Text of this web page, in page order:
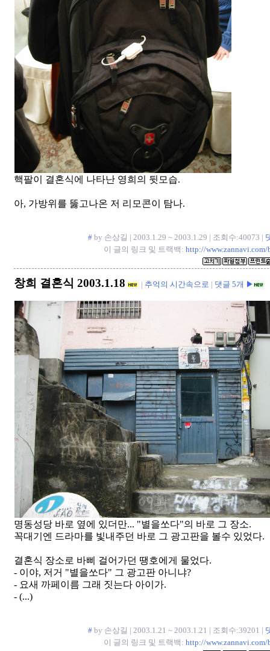
핵팔이 결혼식에 나타난 영희의 뒷모습.
아, 가방위를 뚫고나온 저 리모콘이 탐나.
# by 손상길 | 2003.1.29 ~ 2003.1.29 | 조회수:40073 |
이 글의 링크 및 트랙백: http://
창희 결혼식 2003.1.18 | 추억의 시간속으로 | 댓글 5개 ▶
명동성당 바로 옆에 있더만... "별을쏘다"의 바로 그 장소.
꼭대기엔 드라마를 빛내주던 바로 그 광고판을 볼수 있었다.
결혼식 장소로 바삐 걸어가던 땡호에게 물었다.
- 이야, 저거 "별을쏘다" 그 광고판 아니냐?
- 요새 까페이름 그래 짓는다 아이가.
- (...)
# by 손상길 | 2003.1.21 ~ 2003.1.21 | 조회수:39201 |
이 글의 링크 및 트랙백: http://